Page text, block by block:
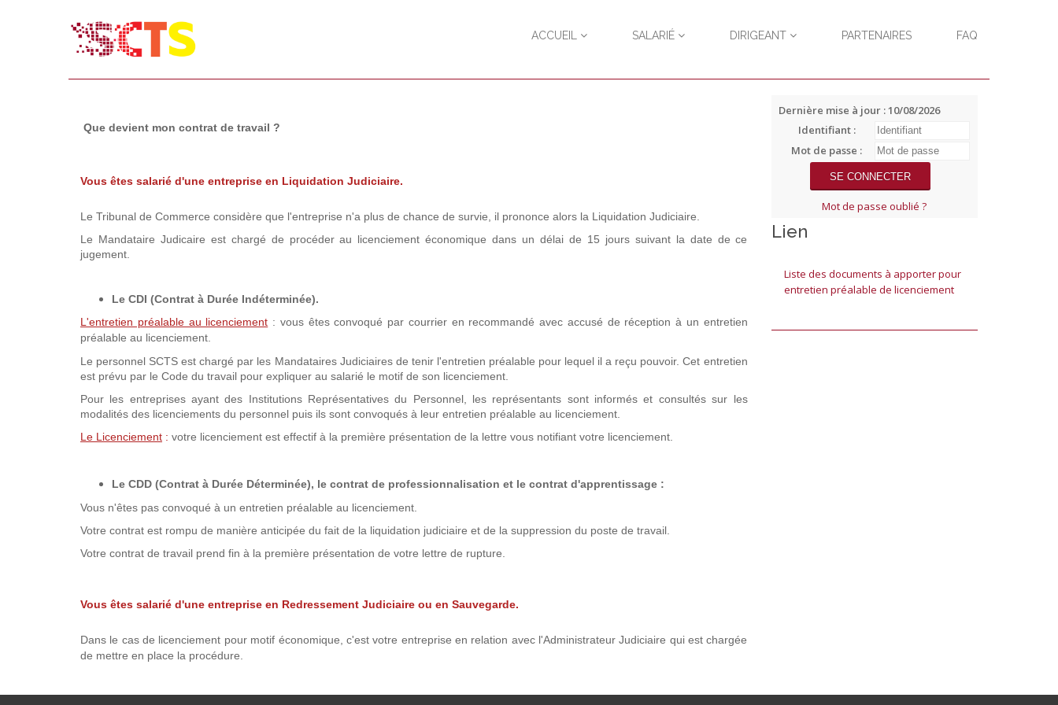
ACCUEIL SALARIÉ DIRIGEANT PARTENAIRES FAQ
Que devient mon contrat de travail ?
Vous êtes salarié d'une entreprise en Liquidation Judiciaire.
Le Tribunal de Commerce considère que l'entreprise n'a plus de chance de survie, il prononce alors la Liquidation Judiciaire.
Le Mandataire Judicaire est chargé de procéder au licenciement économique dans un délai de 15 jours suivant la date de ce
jugement.
Le CDI (Contrat à Durée Indéterminée).
L'entretien préalable au licenciement : vous êtes convoqué par courrier en recommandé avec accusé de réception à un entretien
préalable au licenciement.
Le personnel SCTS est chargé par les Mandataires Judiciaires de tenir l'entretien préalable pour lequel il a reçu pouvoir. Cet entretien
est prévu par le Code du travail pour expliquer au salarié le motif de son licenciement.
Pour les entreprises ayant des Institutions Représentatives du Personnel, les représentants sont informés et consultés sur les
modalités des licenciements du personnel puis ils sont convoqués à leur entretien préalable au licenciement.
Le Licenciement : votre licenciement est effectif à la première présentation de la lettre vous notifiant votre licenciement.
Le CDD (Contrat à Durée Déterminée), le contrat de professionnalisation et le contrat d'apprentissage :
Vous n'êtes pas convoqué à un entretien préalable au licenciement.
Votre contrat est rompu de manière anticipée du fait de la liquidation judiciaire et de la suppression du poste de travail.
Votre contrat de travail prend fin à la première présentation de votre lettre de rupture.
Vous êtes salarié d'une entreprise en Redressement Judiciaire ou en Sauvegarde.
Dans le cas de licenciement pour motif économique, c'est votre entreprise en relation avec l'Administrateur Judiciaire qui est chargée
de mettre en place la procédure.
Dernière mise à jour : 10/08/2026
Identifiant :
Mot de passe :
Mot de passe oublié ?
Lien
Liste des documents à apporter pour
entretien préalable de licenciement